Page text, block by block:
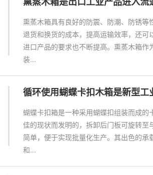
熏蒸木箱具有良好的防震、防潮、防锈
退货和换货的成本，提高运输效率，还
进口产品的要求也不断提高。熏蒸木箱
装...
循环使用蝴蝶卡扣木箱是新型工
蝴蝶卡扣箱是一种采用蝴蝶扣组装而成
佳的现状而发明的，拆卸后门板可旋转
简单，便于实现批量化生产。其出色的
和...